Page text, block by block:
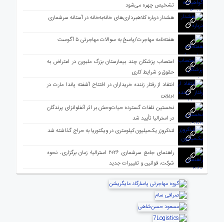
تشخیص چهره می‌شود
هشدار درباره کلاهبرداری‌های خانه‌به‌خانه در آستانه سرشماری
هفته‌نامه مهاجرت/پاسخ به سوالات مهاجرتی ۵ آگوست
اعتصاب پزشکان چند بیمارستان بزرگ ملبورن در اعتراض به
حقوق و شرایط کاری
انتقاد از رفتار زننده خریداران در افتتاح آشفته پاندا مارت در
بریزبن
نخستین تلفات گسترده حیات‌وحش بر اثر آنفلوانزای پرندگان
در استرالیا تأیید شد
لندکروزر یک‌میلیون کیلومتری در ویکتوریا به حراج گذاشته شد
راهنمای جامع سرشماری ۲۰۲۶ استرالیا؛ زمان برگزاری، نحوه
شرکت، قوانین و تغییرات جدید